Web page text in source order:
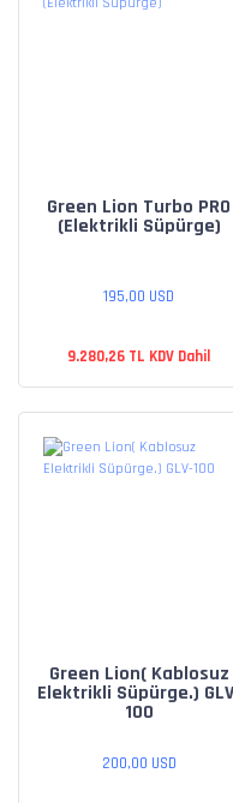
Green Lion Turbo PRO
(Elektrikli Süpürge)
195,00 USD
9.280,26 TL KDV Dahil
Green Lion( Kablosuz
Elektrikli Süpürge.)
100
200,00 USD